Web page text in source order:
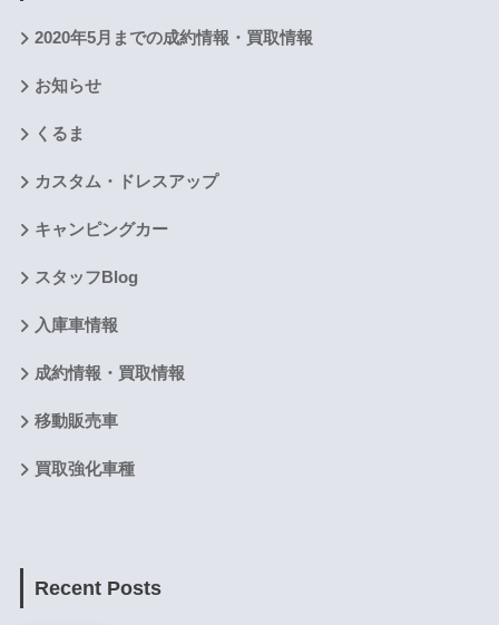
2020年5月までの成約情報・買取情報
お知らせ
くるま
カスタム・ドレスアップ
キャンピングカー
スタッフBlog
入庫車情報
成約情報・買取情報
移動販売車
買取強化車種
Recent Posts